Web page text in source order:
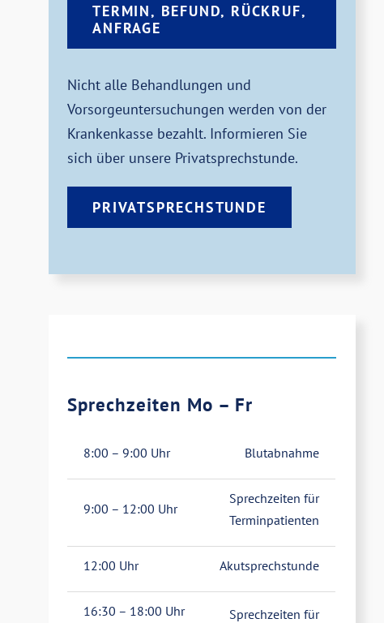
TERMIN, BEFUND, RÜCKRUF,
ANFRAGE
Nicht alle Behandlungen und
Vorsorgeuntersuchungen werden von der
Krankenkasse bezahlt. Informieren Sie
sich über unsere Privatsprechstunde.
PRIVATSPRECHSTUNDE
Sprechzeiten Mo – Fr
8:00 – 9:00 Uhr Blutabnahme
9:00 – 12:00 Uhr
Sprechzeiten für
Terminpatienten
12:00 Uhr Akutsprechstunde
16:30 – 18:00 Uhr
Sprechzeiten für